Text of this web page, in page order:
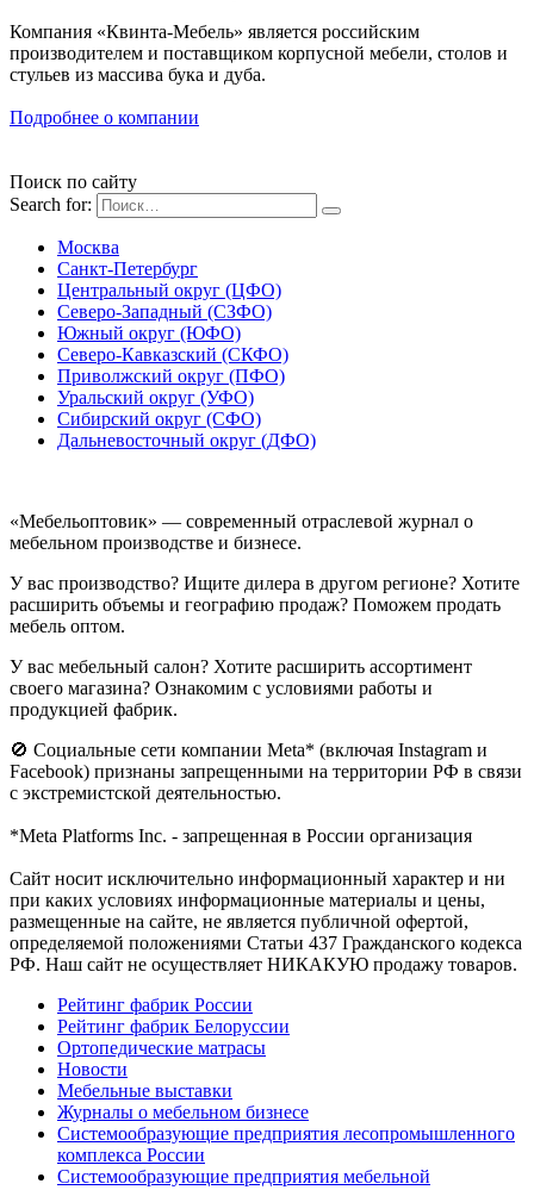
Компания «Квинта-Мебель» является российским
производителем и поставщиком корпусной мебели, столов и
стульев из массива бука и дуба.
Подробнее о компании
Поиск по сайту
Search for:
Москва
Санкт-Петербург
Центральный округ (ЦФО)
Северо-Западный (СЗФО)
Южный округ (ЮФО)
Северо-Кавказский (СКФО)
Приволжский округ (ПФО)
Уральский округ (УФО)
Сибирский округ (СФО)
Дальневосточный округ (ДФО)
«Мебельоптовик» — современный отраслевой журнал о
мебельном производстве и бизнесе.
У вас производство? Ищите дилера в другом регионе? Хотите
расширить объемы и географию продаж? Поможем продать
мебель оптом.
У вас мебельный салон? Хотите расширить ассортимент
своего магазина? Ознакомим с условиями работы и
продукцией фабрик.
🚫 Социальные сети компании Meta* (включая Instagram и
Facebook) признаны запрещенными на территории РФ в связи
с экстремистской деятельностью.
*Meta Platforms Inc. - запрещенная в России организация
Cайт носит исключительно информационный характер и ни
при каких условиях информационные материалы и цены,
размещенные на сайте, не является публичной офертой,
определяемой положениями Статьи 437 Гражданского кодекса
РФ. Наш сайт не осуществляет НИКАКУЮ продажу товаров.
Рейтинг фабрик России
Рейтинг фабрик Белоруссии
Ортопедические матрасы
Новости
Мебельные выставки
Журналы о мебельном бизнесе
Системообразующие предприятия лесопромышленного
комплекса России
Системообразующие предприятия мебельной